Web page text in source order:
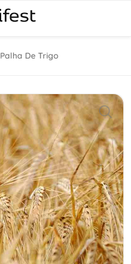
Palha De Trigo